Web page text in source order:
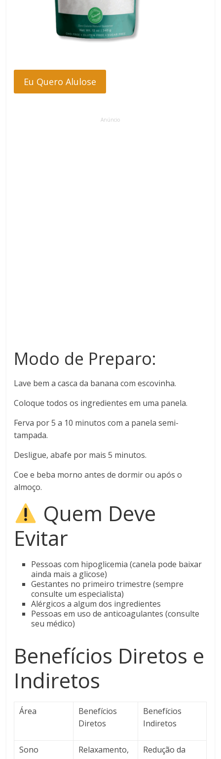
Eu Quero Alulose
Anúncio
Modo de Preparo:
Lave bem a casca da banana com escovinha.
Coloque todos os ingredientes em uma panela.
Ferva por 5 a 10 minutos com a panela semi-
tampada.
Desligue, abafe por mais 5 minutos.
Coe e beba morno antes de dormir ou após o
almoço.
Quem Deve
Evitar
Pessoas com hipoglicemia (canela pode baixar
ainda mais a glicose)
Gestantes no primeiro trimestre (sempre
consulte um especialista)
Alérgicos a algum dos ingredientes
Pessoas em uso de anticoagulantes (consulte
seu médico)
Benefícios Diretos e
Indiretos
Área
Benefícios
Diretos
Benefícios
Indiretos
Sono
Relaxamento,
Redução da